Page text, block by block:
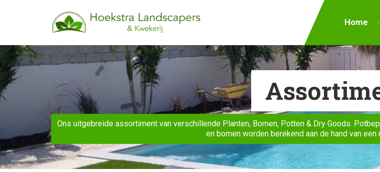
Home
Ons uitgebreide assortiment van verschillende Planten, Bomen, Potten & Dry Goods.
en bomen worden berekend aan de hand van